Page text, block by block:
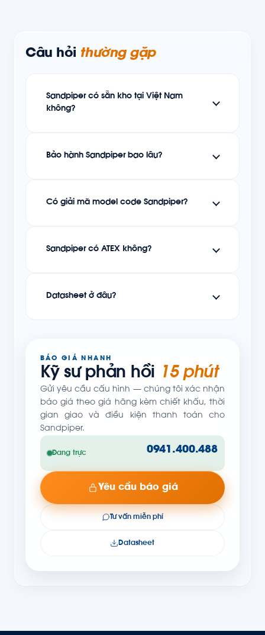
Câu hỏi thường gặp
Sandpiper có sẵn kho tại Việt Nam
không?
Bảo hành Sandpiper bao lâu?
Có giải mã model code Sandpiper?
Sandpiper có ATEX không?
Datasheet ở đâu?
BÁO GIÁ NHANH
Kỹ sư phản hồi 15 phút
Gửi yêu cầu cấu hình — chúng tôi xác nhận
báo giá theo giá hãng kèm chiết khấu, thời
gian giao và điều kiện thanh toán cho
Sandpiper.
Đang trực 0941.400.488
Yêu cầu báo giá
Tư vấn miễn phí
Datasheet